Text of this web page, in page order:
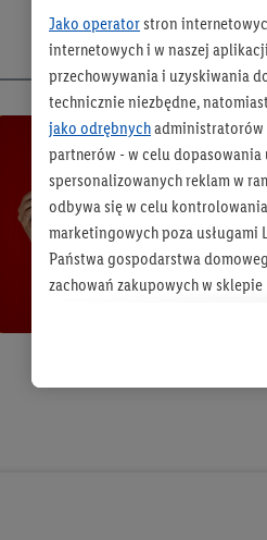
Jako operatorstron
internetowych i w naszej
przechowywania i uzyskiwania
technicznie niezbędne,
jako odrębnychadministratorów
partnerów - w celu
spersonalizowanych reklam w
odbywa się w celu
marketingowych poza usługami
Państwa gospodarstwa
zachowań zakupowych w
Tworzenie spersonalizowanych
końcowych w celu tworzenia
przetwarzanie odbywa się